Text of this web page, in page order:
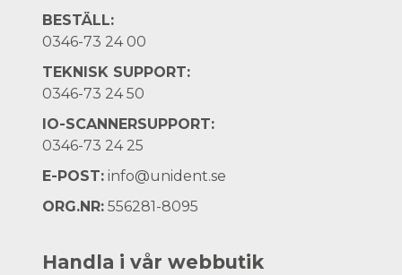
BESTÄLL:
0346-73 24 00
TEKNISK SUPPORT:
0346-73 24 50
IO-SCANNERSUPPORT:
0346-73 24 25
E-POST: info@unident.se
ORG.NR: 556281-8095
Handla i vår webbutik